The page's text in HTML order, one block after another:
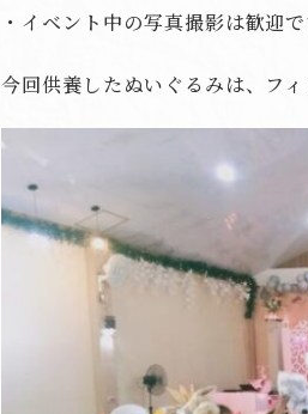
・イベント中の写真撮影は歓迎
今回供養したぬいぐるみは、フ